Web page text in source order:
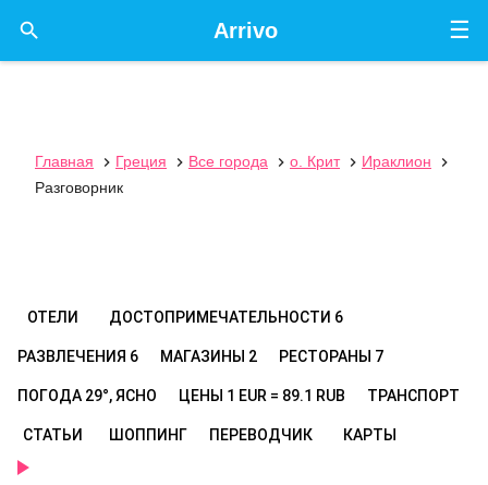
☰
Arrivo

Главная  Греция  Все города  о. Крит  Ираклион

Разговорник
ОТЕЛИ ДОСТОПРИМЕЧАТЕЛЬНОСТИ 6
РАЗВЛЕЧЕНИЯ 6 МАГАЗИНЫ 2 РЕСТОРАНЫ 7
ПОГОДА 29°, ЯСНО ЦЕНЫ 1 EUR = 89.1 RUB ТРАНСПОРТ
СТАТЬИ ШОППИНГ ПЕРЕВОДЧИК КАРТЫ
